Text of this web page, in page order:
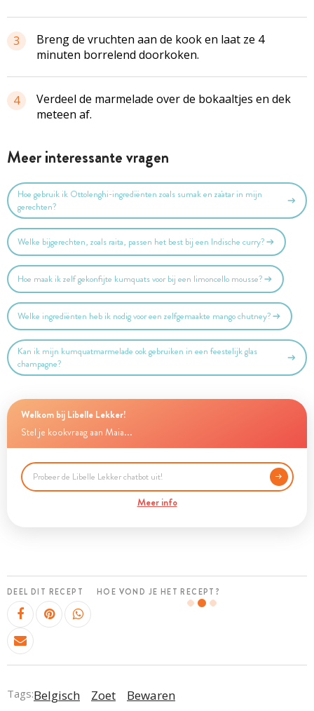
3
Breng de vruchten aan de kook en laat ze 4
minuten borrelend doorkoken.
4
Verdeel de marmelade over de bokaaltjes en dek
meteen af.
Meer interessante vragen
Hoe gebruik ik Ottolenghi-ingrediënten zoals sumak en za'atar in mijn
gerechten?
Welke bijgerechten, zoals raita, passen het best bij een Indische curry?
Hoe maak ik zelf gekonfijte kumquats voor bij een limoncello mousse?
Welke ingrediënten heb ik nodig voor een zelfgemaakte mango chutney?
Kan ik mijn kumquatmarmelade ook gebruiken in een feestelijk glas
champagne?
Welkom bij Libelle Lekker!
Stel je kookvraag aan Maia...
Meer info
DEEL DIT RECEPT HOE VOND JE HET RECEPT?
Tags:Belgisch Zoet Bewaren